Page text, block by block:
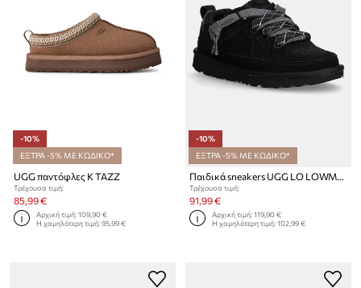
-10%
ΕΞΤΡΑ -5% ΜΕ ΚΩΔΙΚΟ*
UGG παντόφλες K TAZZ
Τρέχουσα τιμή:
85,99 €
Αρχική τιμή:109,90 €
Η χαμηλότερη τιμή:95,99 €
-10%
ΕΞΤΡΑ -5% ΜΕ ΚΩΔΙΚΟ*
Παιδικά sneakers UGG LO LOWMEL
Τρέχουσα τιμή:
91,99 €
Αρχική τιμή:119,90 €
Η χαμηλότερη τιμή:102,99 €